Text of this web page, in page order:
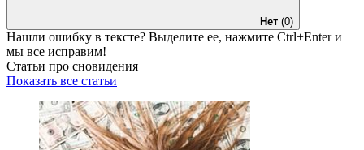
Нет (0)
Нашли ошибку в тексте? Выделите ее, нажмите Ctrl+Enterи
мы все исправим!
Статьи про сновидения
Показать все статьи